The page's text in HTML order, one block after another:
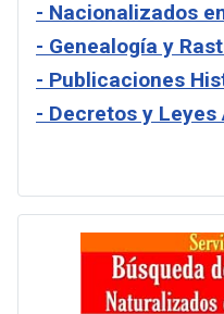
- Nacionalizados
- Genealogía y
- Publicaciones
- Decretos y Leyes